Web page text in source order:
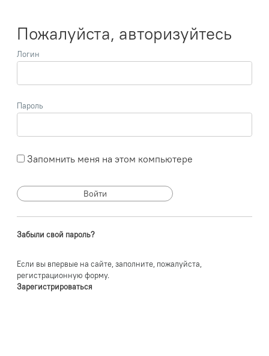
Пожалуйста, авторизуйтесь
Логин
Пароль
Запомнить меня на этом компьютере
Забыли свой пароль?
Если вы впервые на сайте, заполните, пожалуйста,
регистрационную форму.
Зарегистрироваться